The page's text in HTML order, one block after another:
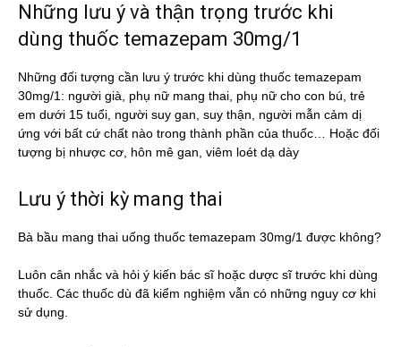
Những lưu ý và thận trọng trước khi
dùng thuốc temazepam 30mg/1
Những đối tượng cần lưu ý trước khi dùng thuốc temazepam
30mg/1: người già, phụ nữ mang thai, phụ nữ cho con bú, trẻ
em dưới 15 tuổi, người suy gan, suy thận, người mẫn cảm dị
ứng với bất cứ chất nào trong thành phần của thuốc… Hoặc đối
tượng bị nhược cơ, hôn mê gan, viêm loét dạ dày
Lưu ý thời kỳ mang thai
Bà bầu mang thai uống thuốc temazepam 30mg/1 được không?
Luôn cân nhắc và hỏi ý kiến bác sĩ hoặc dược sĩ trước khi dùng
thuốc. Các thuốc dù đã kiểm nghiệm vẫn có những nguy cơ khi
sử dụng.